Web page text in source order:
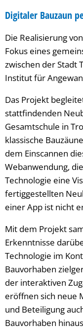
Digitaler Bauzaun
Die Realisierung
Fokus eines
zwischen der Stadt
Institut für
Das Projekt
stattfindenden
Gesamtschule in
klassische
dem Einscannen
Webanwendung,
Technologie eine
fertiggestellten
einer App ist nicht
Mit dem Projekt
Erkenntnisse
Technologie im
Bauvorhaben
der interaktiven
eröffnen sich neue
und Beteiligung
Bauvorhaben